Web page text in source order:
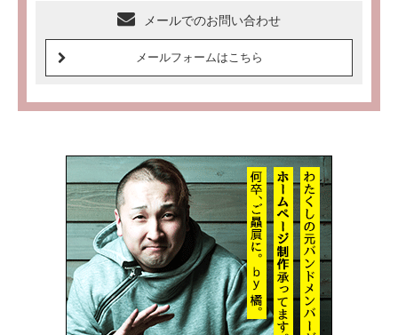
メールでのお問い合わせ
メールフォームはこちら